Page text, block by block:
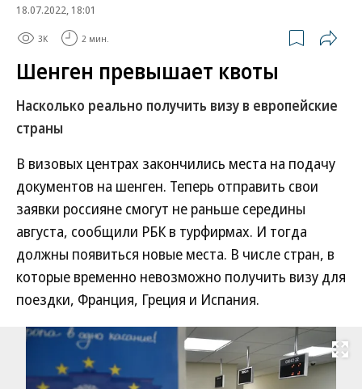
18.07.2022, 18:01
3K 2 мин.
Шенген превышает квоты
Насколько реально получить визу в европейские
страны
В визовых центрах закончились места на подачу
документов на шенген. Теперь отправить свои
заявки россияне смогут не раньше середины
августа, сообщили РБК в турфирмах. И тогда
должны появиться новые места. В числе стран, в
которые временно невозможно получить визу для
поездки, Франция, Греция и Испания.
Развернуть